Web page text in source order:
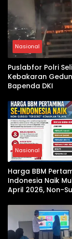
Nasional
Puslabfor Polri
Kebakaran
Bapenda DKI
Nasional
Harga BBM
Indonesia Naik
April 2026, Non-